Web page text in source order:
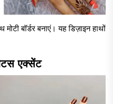
बॉर्डर बनाएं। यह डिज़ाइन हाथों
एक्सेंट